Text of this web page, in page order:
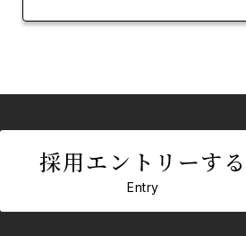
採用エントリーする
Entry